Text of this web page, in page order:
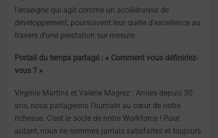
l’enseigne qui agit comme un accélérateur de
développement, poursuivent leur quête d’excellence au
travers d’une prestation sur-mesure.
Portail du temps partagé : « Comment vous définiriez-
vous ? »
Virginie Martins et Valérie Magrez : Amies depuis 30
ans, nous partageons l’humain au cœur de notre
richesse. C’est le socle de notre Workforce ! Pour
autant, nous ne sommes jamais satisfaites et toujours